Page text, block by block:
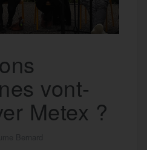
vont-
Metex ?